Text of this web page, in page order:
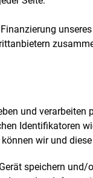
unseres
und
Identifikatoren
wir und
speichern und/
Gase-Gesetzes
Mitte
war vorgesehen,
kWh an
Biomethan
in die
3. März 2025